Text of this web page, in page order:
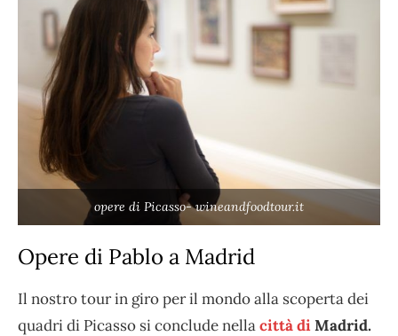
opere di Picasso- wineandfoodtour.it
Opere di Pablo a Madrid
Il nostro tour in giro per il mondo alla scoperta dei
quadri di Picasso si conclude nellacittà diMadrid.